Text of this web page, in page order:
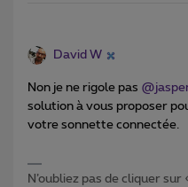
David W
Non je ne rigole pas ​
solution à vous proposer
votre sonnette connectée.
N’oubliez pas de cliquer